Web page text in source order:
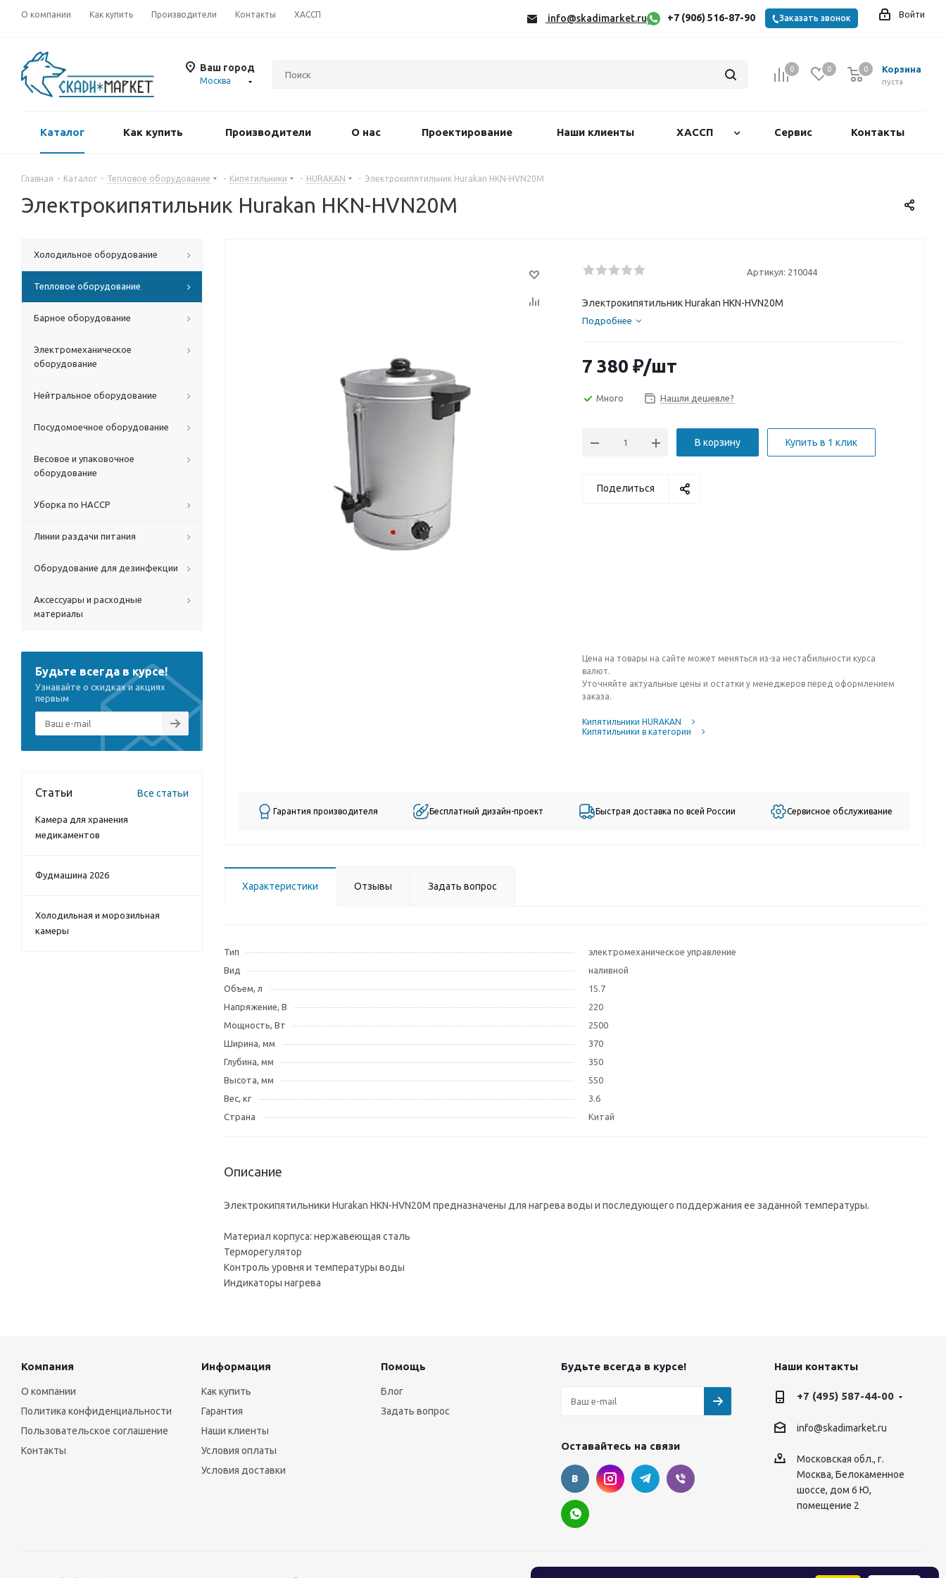
О компании Как купить Производители Контакты ХАССП Войти
info@skadimarket.ru +7 (906) 516-87-90 Заказать звонок
Ваш город
Москва
0 0 Корзина
0
пуста
0
Каталог Как купить Производители О нас Проектирование Наши клиенты ХАССП Сервис Контакты
Главная - Каталог - Тепловое оборудование - Кипятильники - HURAKAN - Электрокипятильник Hurakan HKN-HVN20M
Электрокипятильник Hurakan HKN-HVN20M
Артикул: 210044
Электрокипятильник Hurakan HKN-HVN20M
Подробнее
7 380 ₽/шт
Много Нашли дешевле?
В корзину Купить в 1 клик
Поделиться
Цена на товары на сайте может меняться из-за нестабильности курса
валют.
Уточняйте актуальные цены и остатки у менеджеров перед оформлением
заказа.
Кипятильники HURAKAN
Кипятильники в категории
Гарантия производителя Бесплатный дизайн-проект Быстрая доставка по всей России Сервисное обслуживание
Характеристики Отзывы Задать вопрос
Тип
электромеханическое управление
Вид
наливной
Объем, л
15.7
Напряжение, В
220
Мощность, Вт
2500
Ширина, мм
370
Глубина, мм
350
Высота, мм
550
Вес, кг
3.6
Страна
Китай
Описание
Электрокипятильники Hurakan HKN-HVN20M предназначены для нагрева воды и последующего поддержания ее заданной температуры.
Материал корпуса: нержавеющая сталь
Терморегулятор
Контроль уровня и температуры воды
Индикаторы нагрева
Холодильное оборудование
Тепловое оборудование
Барное оборудование
Электромеханическое
оборудование
Нейтральное оборудование
Посудомоечное оборудование
Весовое и упаковочное
оборудование
Уборка по HACCP
Линии раздачи питания
Оборудование для дезинфекции
Аксессуары и расходные
материалы
Будьте всегда в курсе!
Узнавайте о скидках и акциях
первым
Статьи Все статьи
Камера для хранения
медикаментов
Фудмашина 2026
Холодильная и морозильная
камеры
Компания
О компании
Политика конфиденциальности
Пользовательское соглашение
Контакты
Информация
Как купить
Гарантия
Наши клиенты
Условия оплаты
Условия доставки
Помощь
Блог
Задать вопрос
Будьте всегда в курсе!
Оставайтесь на связи
Наши контакты
+7 (495) 587-44-00
info@skadimarket.ru
Московская обл., г.
Москва, Белокаменное
шоссе, дом 6 Ю,
помещение 2